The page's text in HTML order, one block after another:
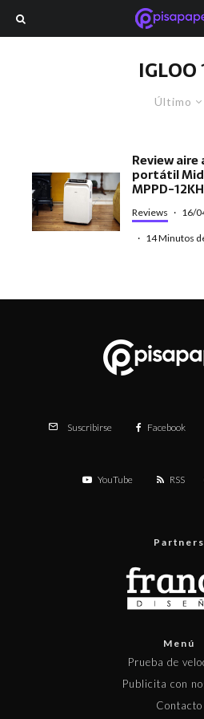
IGLOO
Último
Review
portátil
MPPD-
Reviews · 16/
· 14 Minutos
Suscribirse Facebook
YouTube RSS
Partners
Menú
Prueba de
Publicita con
Contacto